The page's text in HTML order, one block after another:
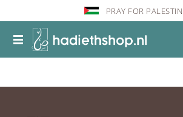
PRAY FOR